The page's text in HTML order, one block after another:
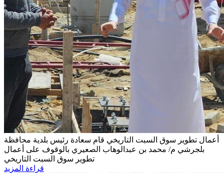
أعمال تطوير سوق السبت التاريخي قام سعادة رئيس بلدية محافظة
بلجرشي م/ محمد بن عبدالوهاب الصعيري بالوقوف على أعمال
تطوير سوق السبت التاريخي
قراءة المزيد